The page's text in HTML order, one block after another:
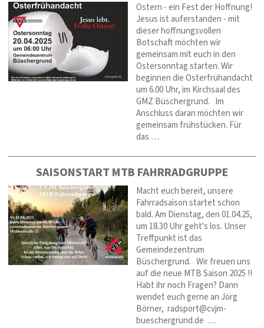
Ostern - ein Fest der Hoffnung!
Jesus ist auferstanden - mit
dieser hoffnungsvollen
Botschaft möchten wir
gemeinsam mit euch in den
Ostersonntag starten. Wir
beginnen die Osterfrühandacht
um 6.00 Uhr, im Kirchsaal des
GMZ Büschergrund. Im
Anschluss daran möchten wir
gemeinsam frühstücken. Für
das …
SAISONSTART MTB FAHRRADGRUPPE
Macht euch bereit, unsere
Fahrradsaison startet schon
bald. Am Dienstag, den 01.04.25,
um 18.30 Uhr geht's los. Unser
Treffpunkt ist das
Gemeindezentrum
Büschergrund. Wir freuen uns
auf die neue MTB Saison 2025 !!
Habt ihr noch Fragen? Dann
wendet euch gerne an Jörg
Börner, radsport@cvjm-
bueschergrund.de …